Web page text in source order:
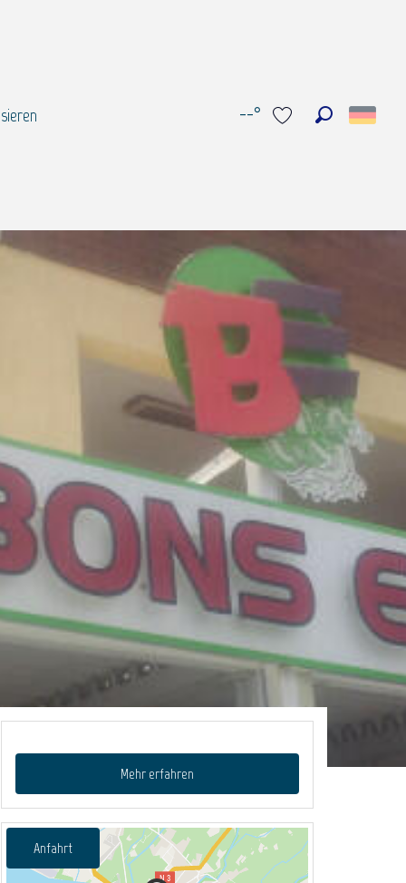
--°
Mehr erfahren
Anfahrt